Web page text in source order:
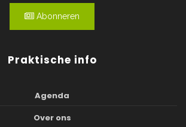
Abonneren
Praktische info
Agenda
Over ons